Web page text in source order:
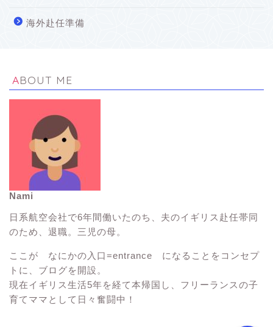
海外赴任準備
ABOUT ME
Nami
日系航空会社で6年間働いたのち、夫のイギリス赴任帯同
のため、退職。三児の母。
ここが なにかの入口=entrance になることをコンセプ
トに、ブログを開設。
現在イギリス生活5年を経て本帰国し、フリーランスの子
育てママとして日々奮闘中！
イギリス生活Tips
子連れ海外旅行